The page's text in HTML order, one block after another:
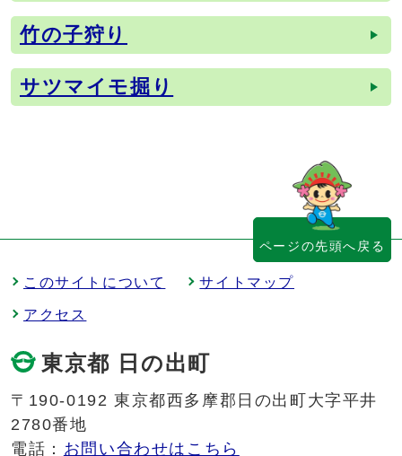
竹の子狩り
サツマイモ掘り
このサイトについて サイトマップ
アクセス
東京都 日の出町
〒190-0192 東京都西多摩郡日の出町大字平井
2780番地
電話： お問い合わせはこちら
ページの先頭へ戻る